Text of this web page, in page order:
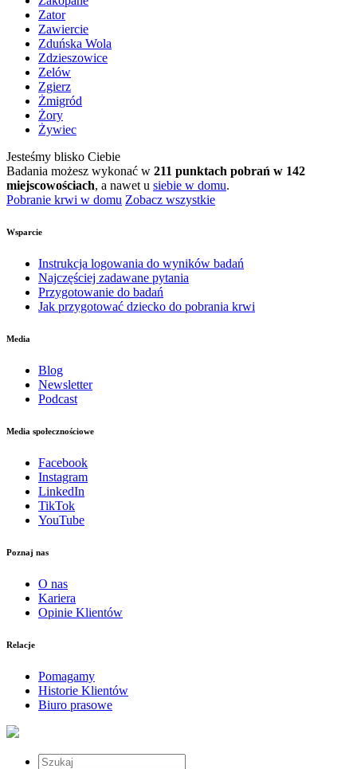
Zator
Zawiercie
Zduńska Wola
Zdzieszowice
Zelów
Zgierz
Żmigród
Żory
Żywiec
Jesteśmy blisko Ciebie
Badania możesz wykonać w 211 punktach pobrań w 142
miejscowościach, a nawet u siebie w domu.
Pobranie krwi w domu Zobacz wszystkie
Wsparcie
Instrukcja logowania do wyników badań
Najczęściej zadawane pytania
Przygotowanie do badań
Jak przygotować dziecko do pobrania krwi
Media
Blog
Newsletter
Podcast
Media społecznościowe
Facebook
Instagram
LinkedIn
TikTok
YouTube
Poznaj nas
O nas
Kariera
Opinie Klientów
Relacje
Pomagamy
Historie Klientów
Biuro prasowe